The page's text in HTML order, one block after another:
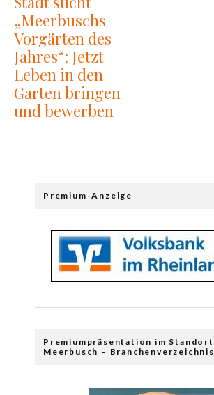
„Meerbuschs
Vorgärten des
Jahres“: Jetzt
Leben in den
Garten bringen
und bewerben
Premium-Anzeige
Premiumpräsentation im Standort
Meerbusch – Branchenverzeichnis